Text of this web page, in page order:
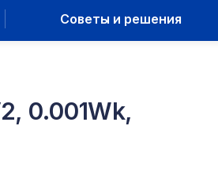
Советы и решения
0.001Wk,